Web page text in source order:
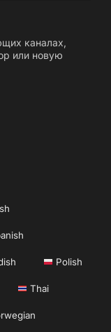
каналах,
или новую
Polish
Thai